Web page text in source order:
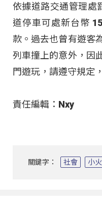
依據道路交通管理處
道停車可處新台幣
款。過去也曾有遊客
列車撞上的意外，因
門遊玩，請遵守規定
責任編輯：Nxy
關鍵字： 社會 小